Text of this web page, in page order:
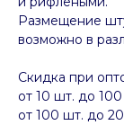
Размещение
возможно в
Скидка при
от 10 шт. до
от 100 шт. до